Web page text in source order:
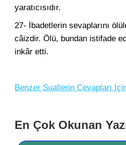
yaratıcısıdır.
27- İbadetlerin sevaplarını
câizdir. Ölü, bundan istifade
inkâr etti.
Benzer Suallerin Cevapları
En Çok Okunan